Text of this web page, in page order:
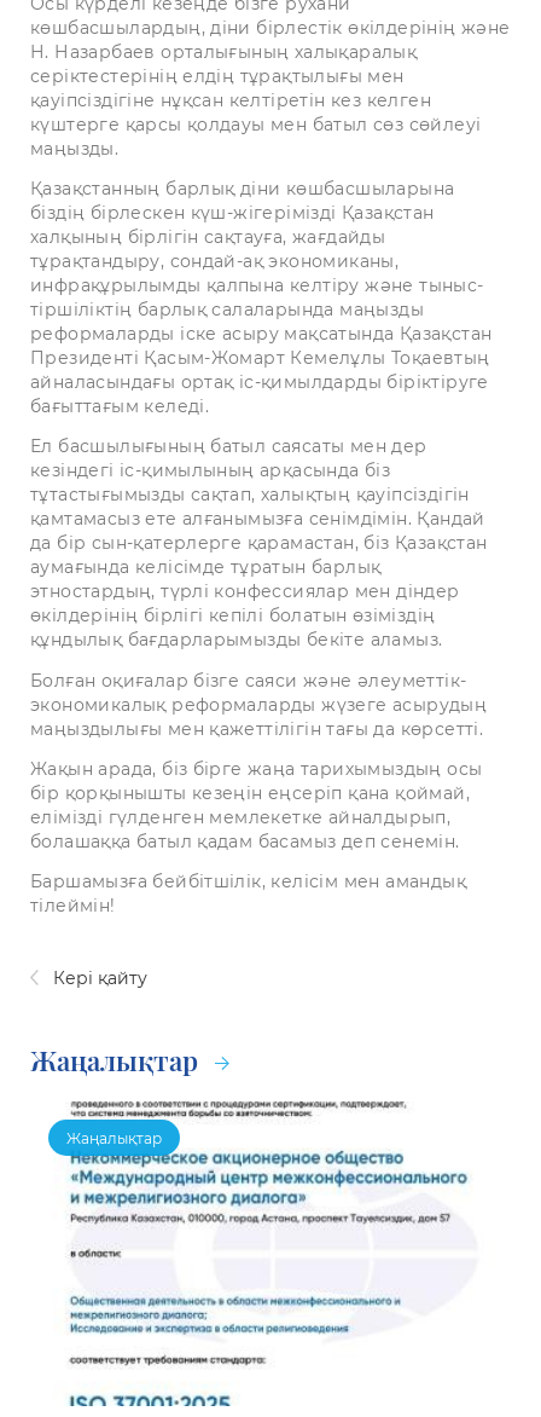
көшбасшылардың, діни бірлестік өкілдерінің және
Н. Назарбаев орталығының халықаралық
серіктестерінің елдің тұрақтылығы мен
қауіпсіздігіне нұқсан келтіретін кез келген
күштерге қарсы қолдауы мен батыл сөз сөйлеуі
маңызды.
Қазақстанның барлық діни көшбасшыларына
біздің бірлескен күш-жігерімізді Қазақстан
халқының бірлігін сақтауға, жағдайды
тұрақтандыру, сондай-ақ экономиканы,
инфрақұрылымды қалпына келтіру және тыныс-
тіршіліктің барлық салаларында маңызды
реформаларды іске асыру мақсатында Қазақстан
Президенті Қасым-Жомарт Кемелұлы Тоқаевтың
айналасындағы ортақ іс-қимылдарды біріктіруге
бағыттағым келеді.
Ел басшылығының батыл саясаты мен дер
кезіндегі іс-қимылының арқасында біз
тұтастығымызды сақтап, халықтың қауіпсіздігін
қамтамасыз ете алғанымызға сенімдімін. Қандай
да бір сын-қатерлерге қарамастан, біз Қазақстан
аумағында келісімде тұратын барлық
этностардың, түрлі конфессиялар мен діндер
өкілдерінің бірлігі кепілі болатын өзіміздің
құндылық бағдарларымызды бекіте аламыз.
Болған оқиғалар бізге саяси және әлеуметтік-
экономикалық реформаларды жүзеге асырудың
маңыздылығы мен қажеттілігін тағы да көрсетті.
Жақын арада, біз бірге жаңа тарихымыздың осы
бір қорқынышты кезеңін еңсеріп қана қоймай,
елімізді гүлденген мемлекетке айналдырып,
болашаққа батыл қадам басамыз деп сенемін.
Баршамызға бейбітшілік, келісім мен амандық
тілеймін!
Кері қайту
Жаңалықтар
Жаңалықтар